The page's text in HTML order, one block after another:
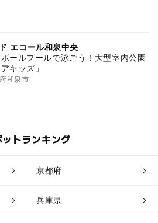
エコール和泉中央
ールプールで泳ごう！大型室内公園
アキッズ」
和泉市
トランキング
京都府
兵庫県